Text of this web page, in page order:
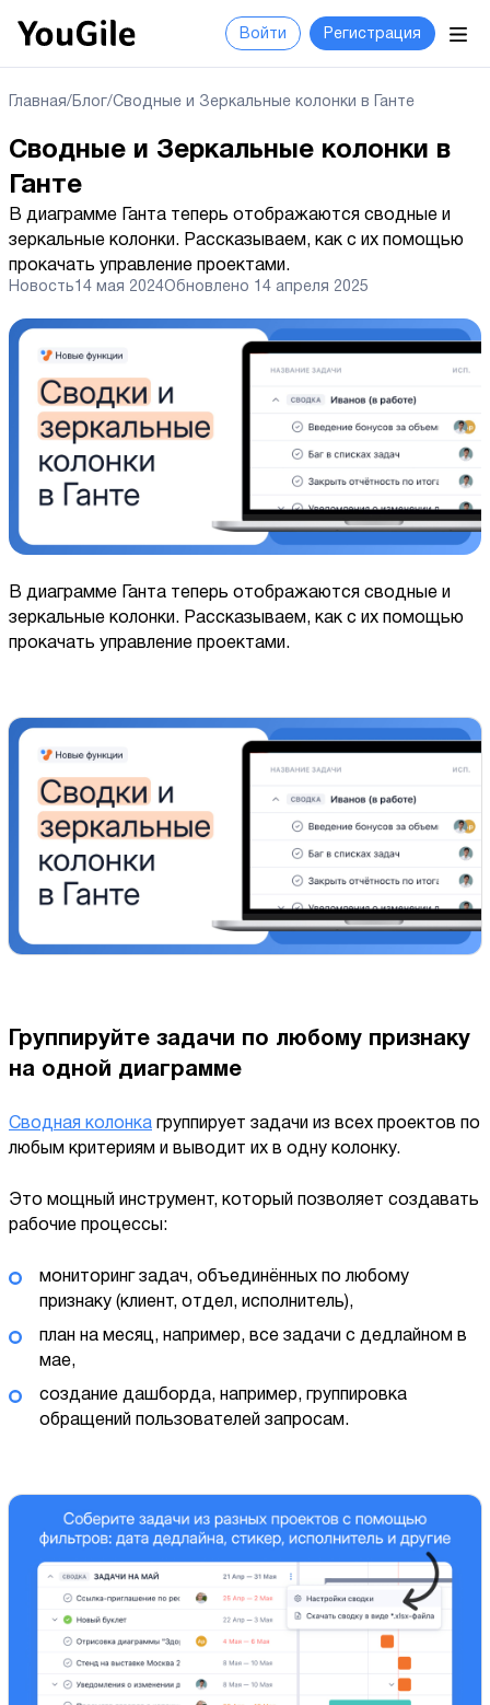
Войти Регистрация
Главная/ Блог/Сводные и Зеркальные колонки в Ганте
Сводные и Зеркальные колонки в
Ганте
В диаграмме Ганта теперь отображаются сводные и
зеркальные колонки. Рассказываем, как с их помощью
прокачать управление проектами.
Новость14 мая 2024Обновлено 14 апреля 2025
В диаграмме Ганта теперь отображаются сводные и
зеркальные колонки. Рассказываем, как с их помощью
прокачать управление проектами.
Группируйте задачи по любому признаку
на одной диаграмме
Сводная колонка группирует задачи из всех проектов по
любым критериям и выводит их в одну колонку.
Это мощный инструмент, который позволяет создавать
рабочие процессы:
мониторинг задач, объединённых по любому
признаку (клиент, отдел, исполнитель),
план на месяц, например, все задачи с дедлайном в
мае,
создание дашборда, например, группировка
обращений пользователей запросам.